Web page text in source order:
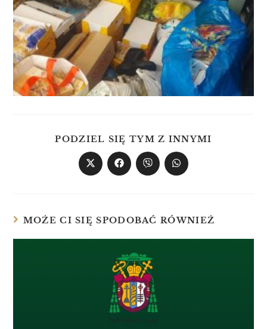
PODZIEL SIĘ TYM Z INNYMI
MOŻE CI SIĘ SPODOBAĆ RÓWNIEŻ